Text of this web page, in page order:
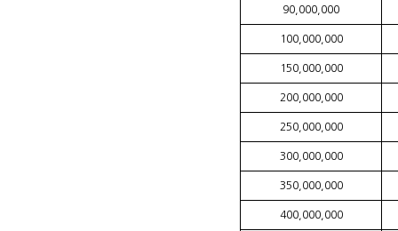
90,000,000
100,000,000
150,000,000
200,000,000
250,000,000
300,000,000
350,000,000
400,000,000